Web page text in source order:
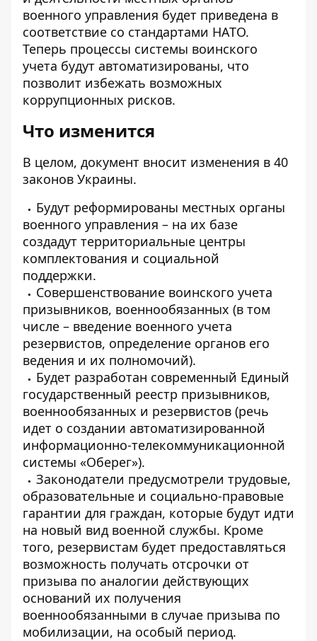
военного управления будет приведена в
соответствие со стандартами НАТО.
Теперь процессы системы воинского
учета будут автоматизированы, что
позволит избежать возможных
коррупционных рисков.
Что изменится
В целом, документ вносит изменения в 40
законов Украины.
Будут реформированы местных органы
военного управления – на их базе
создадут территориальные центры
комплектования и социальной
поддержки.
Совершенствование воинского учета
призывников, военнообязанных (в том
числе – введение военного учета
резервистов, определение органов его
ведения и их полномочий).
Будет разработан современный Единый
государственный реестр призывников,
военнообязанных и резервистов (речь
идет о создании автоматизированной
информационно-телекоммуникационной
системы «Оберег»).
Законодатели предусмотрели трудовые,
образовательные и социально-правовые
гарантии для граждан, которые будут идти
на новый вид военной службы. Кроме
того, резервистам будет предоставляться
возможность получать отсрочки от
призыва по аналогии действующих
оснований их получения
военнообязанными в случае призыва по
мобилизации, на особый период.